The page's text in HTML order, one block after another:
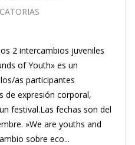
2 intercambios juveniles
of Youth» es un
as participantes
de expresión corporal,
festival.Las fechas son del
»We are youths and
sobre eco...